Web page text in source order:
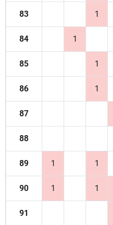
83 1
84 1
85 1
86 1
87
88
89 1 1
90 1 1
91